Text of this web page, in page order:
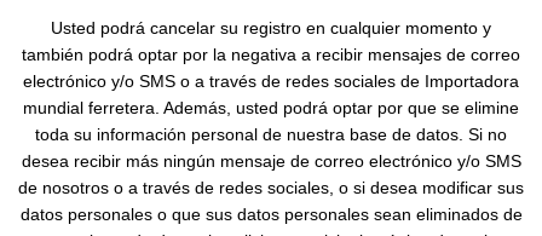
Usted podrá cancelar su registro en cualquier momento y
también podrá optar por la negativa a recibir mensajes de correo
electrónico y/o SMS o a través de redes sociales de Importadora
mundial ferretera. Además, usted podrá optar por que se elimine
toda su información personal de nuestra base de datos. Si no
desea recibir más ningún mensaje de correo electrónico y/o SMS
de nosotros o a través de redes sociales, o si desea modificar sus
datos personales o que sus datos personales sean eliminados de